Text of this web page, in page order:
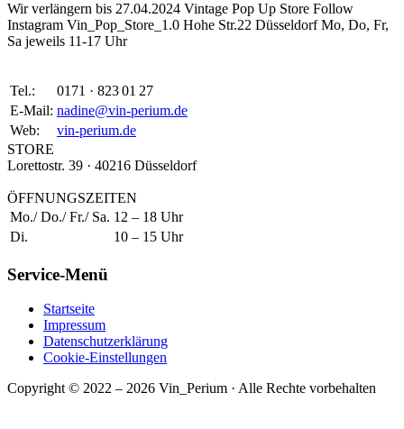
Wir verlängern bis 27.04.2024 Vintage Pop Up Store Follow
Instagram Vin_Pop_Store_1.0 Hohe Str.22 Düsseldorf Mo, Do, Fr,
Sa jeweils 11-17 Uhr
Tel.:
0171 · 823 01 27
E-Mail: nadine@vin-perium.de
Web:
vin-perium.de
STORE
Lorettostr. 39 · 40216 Düsseldorf
ÖFFNUNGSZEITEN
Mo./ Do./ Fr./ Sa. 12 – 18 Uhr
Di.
10 – 15 Uhr
Service-Menü
Startseite
Impressum
Datenschutzerklärung
Cookie-Einstellungen
Copyright © 2022 – 2026 Vin_Perium · Alle Rechte vorbehalten